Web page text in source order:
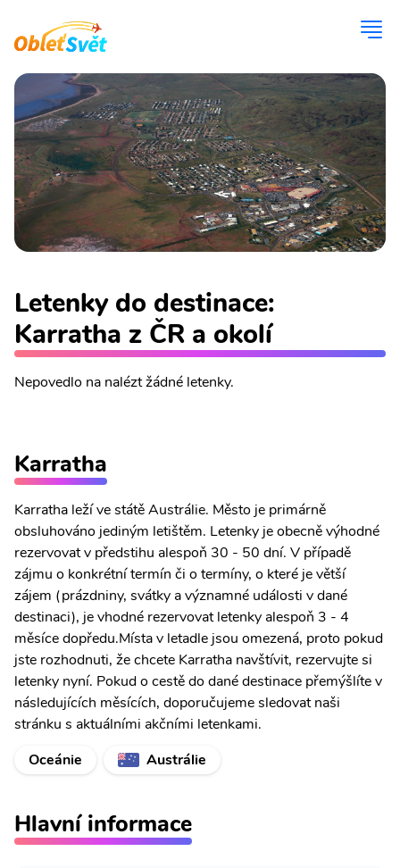
Letenky do destinace:
Karratha z ČR a okolí
Nepovedlo na nalézt žádné letenky.
Karratha
Karratha leží ve státě Austrálie. Město je primárně
obsluhováno jediným letištěm. Letenky je obecně výhodné
rezervovat v předstihu alespoň 30 - 50 dní. V případě
zájmu o konkrétní termín či o termíny, o které je větší
zájem (prázdniny, svátky a významné události v dané
destinaci), je vhodné rezervovat letenky alespoň 3 - 4
měsíce dopředu.Místa v letadle jsou omezená, proto pokud
jste rozhodnuti, že chcete Karratha navštívit, rezervujte si
letenky nyní. Pokud o cestě do dané destinace přemýšlíte v
následujících měsících, doporučujeme sledovat naši
stránku s aktuálními akčními letenkami.
Oceánie
Austrálie
Hlavní informace